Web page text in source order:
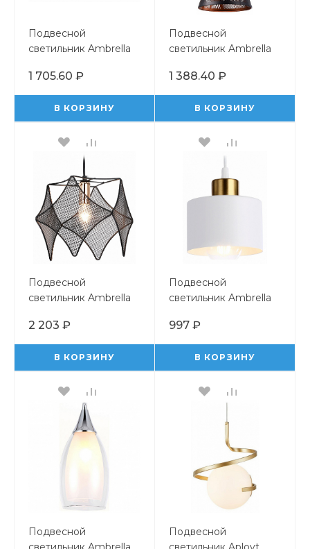
Подвесной
светильник Ambrella
1 705.60 ₽
В КОРЗИНУ
Подвесной
светильник Ambrella
1 388.40 ₽
В КОРЗИНУ
Подвесной
светильник Ambrella
2 203 ₽
В КОРЗИНУ
Подвесной
светильник Ambrella
997 ₽
В КОРЗИНУ
Подвесной
Подвесной